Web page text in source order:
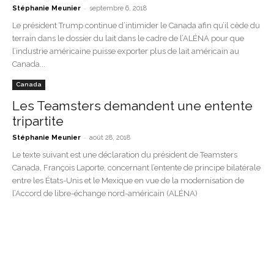
Stéphanie Meunier - septembre 6, 2018
Le président Trump continue d’intimider le Canada afin qu’il cède du
terrain dans le dossier du lait dans le cadre de l’ALÉNA pour que
l’industrie américaine puisse exporter plus de lait américain au
Canada...
Canada
Les Teamsters demandent une entente
tripartite
Stéphanie Meunier - août 28, 2018
Le texte suivant est une déclaration du président de Teamsters
Canada, François Laporte, concernant l’entente de principe bilatérale
entre les États-Unis et le Mexique en vue de la modernisation de
l’Accord de libre-échange nord-américain (ALÉNA)